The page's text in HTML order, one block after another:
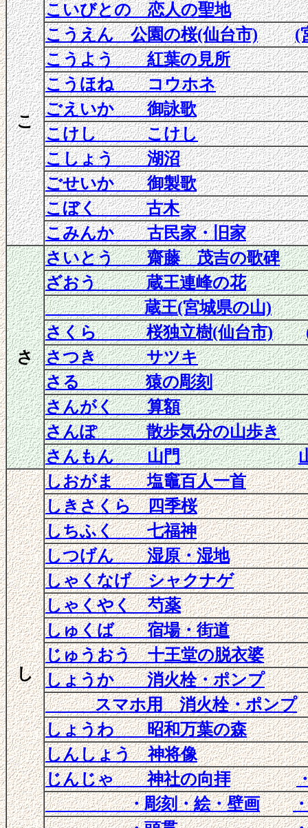
こ
こいびとの 恋人の聖地
こうえん 公園の桜(仙台市)
(
こうよう 紅葉の見所
こうほね コウホネ
ごえいか 御詠歌
こけし こけし
こしょう 湖沼
ごせいか 御製歌
こぼく 古木
こみんか 古民家・旧家
さ
さいとう 齋藤 茂吉の歌碑
ざおう 蔵王連峰の花
蔵王(宮城県の山)
さくら 桜独立樹(仙台市)
さつき サツキ
さる 猿の彫刻
さんがく 算額
さんぽ 散歩気分の山歩き
さんもん 山門
し
しおがま 塩竈百人一首
しきさくら 四季桜
しちふく 七福神
しつげん 湿原・湿地
しゃくなげ シャクナゲ
しゃくやく 芍薬
しゅくば 宿場・街道
じゅうおう 十王堂の脱衣婆
しょうか 消火栓・ポンプ
スマホ用 消火栓・ポンプ
しょうわ 昭和万葉の森
しんしょう 神将像
じんじゃ神社の向拝
・彫刻・絵・壁画